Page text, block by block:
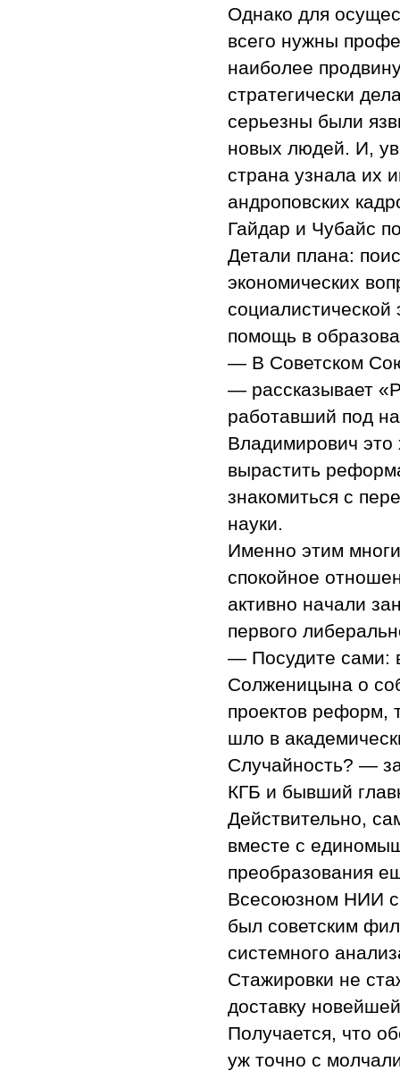
Однако для
всего нужны
наиболее
стратегически
серьезны были
новых людей. И,
страна узнала их
андроповских
Гайдар и Чубайс
Детали плана:
экономических
помощь в
— В Советском
— рассказывает
работавший под
Владимирович
вырастить
знакомиться с
науки.
Именно этим
спокойное
активно начали
первого
— Посудите сами:
Солженицына о
проектов реформ,
шло в
Случайность? —
КГБ и бывший
Действительно,
вместе с
преобразования
Всесоюзном НИИ
был советским
системного
Стажировки не
доставку
Получается, что
уж точно с